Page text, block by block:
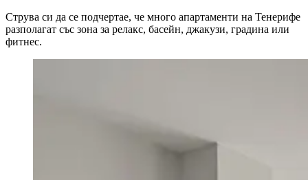
Струва си да се подчертае, че много апартаменти на Тенерифе
разполагат със зона за релакс, басейн, джакузи, градина или
фитнес.